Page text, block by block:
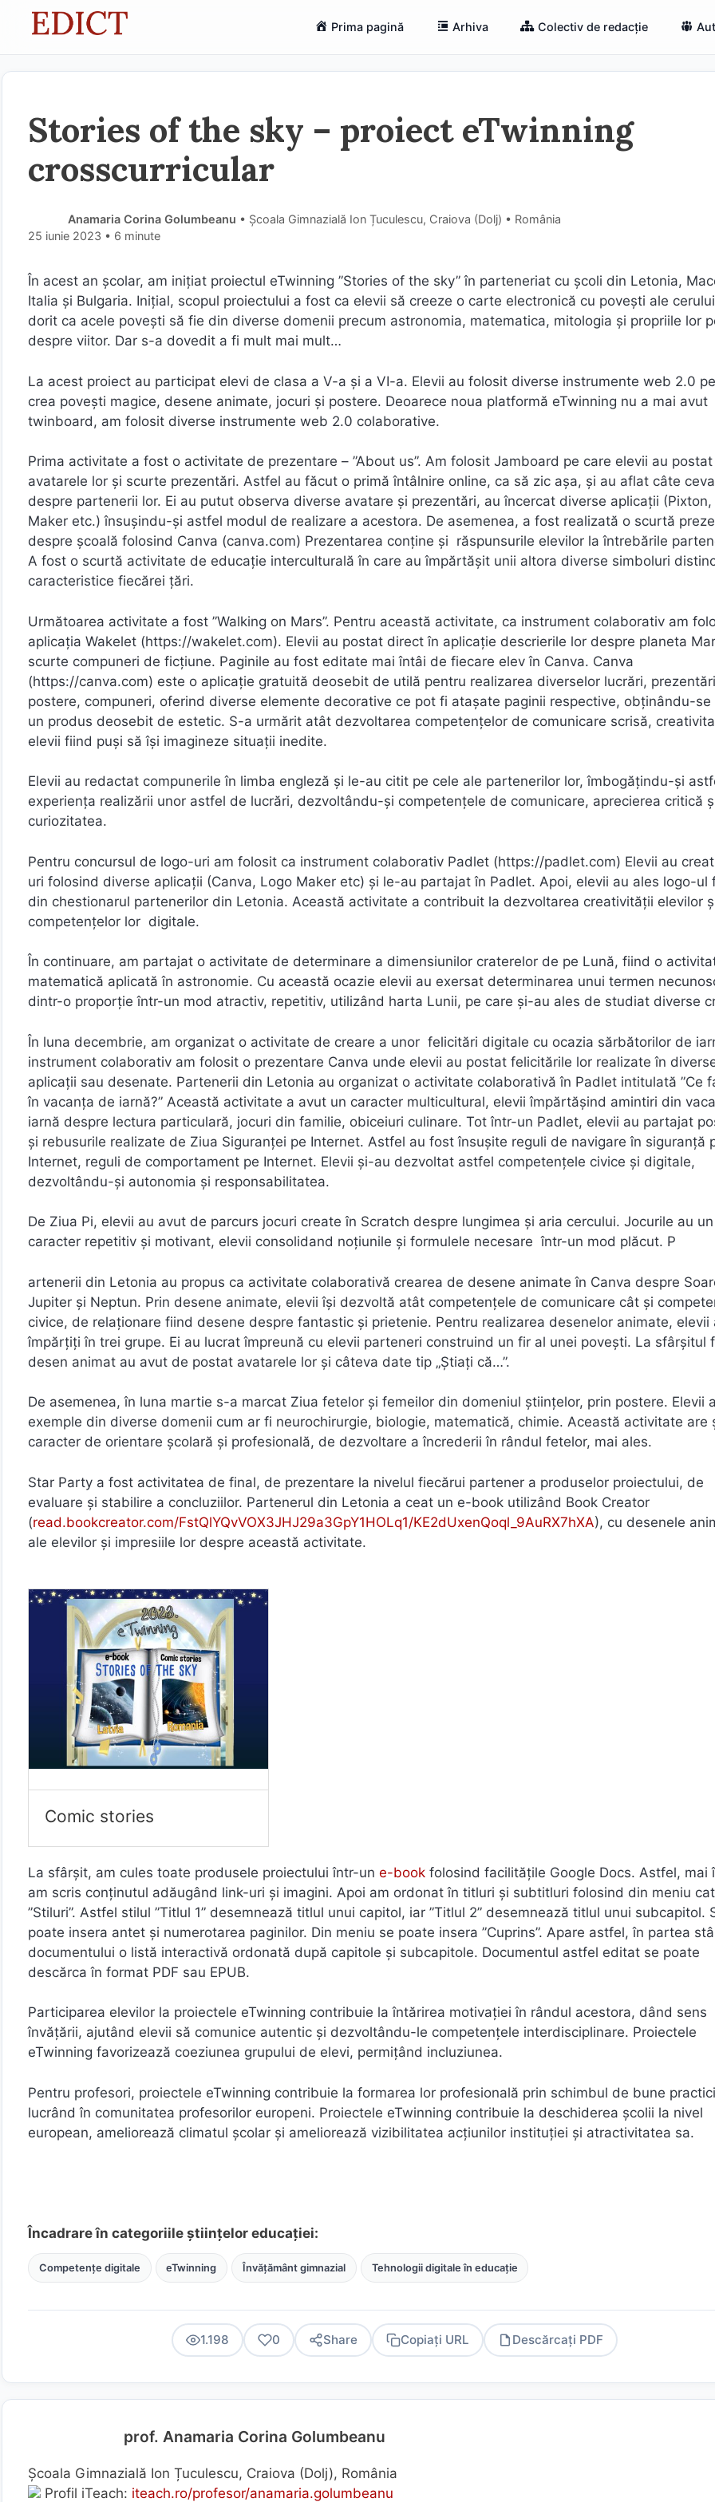
Prima pagină Arhiva Colectiv de redacție
Stories of the sky – proiect eTwinning
crosscurricular
Anamaria Corina Golumbeanu • Școala Gimnazială Ion Țuculescu, Craiova (Dolj) • România
25 iunie 2023 • 6 minute
În acest an școlar, am inițiat proiectul eTwinning ”Stories of the sky” în parteneriat cu școli din Letonia,
Italia și Bulgaria. Inițial, scopul proiectului a fost ca elevii să creeze o carte electronică cu povești ale
dorit ca acele povești să fie din diverse domenii precum astronomia, matematica, mitologia și propriile lor
despre viitor. Dar s-a dovedit a fi mult mai mult…
La acest proiect au participat elevi de clasa a V-a și a VI-a. Elevii au folosit diverse instrumente web 2.0
crea povești magice, desene animate, jocuri și postere. Deoarece noua platformă eTwinning nu a mai avut
twinboard, am folosit diverse instrumente web 2.0 colaborative.
Prima activitate a fost o activitate de prezentare – ”About us”. Am folosit Jamboard pe care elevii au postat
avatarele lor și scurte prezentări. Astfel au făcut o primă întâlnire online, ca să zic așa, și au aflat câte ceva
despre partenerii lor. Ei au putut observa diverse avatare și prezentări, au încercat diverse aplicații (Pixton,
Maker etc.) însușindu-și astfel modul de realizare a acestora. De asemenea, a fost realizată o scurtă
despre școală folosind Canva (canva.com) Prezentarea conține și răspunsurile elevilor la întrebările
A fost o scurtă activitate de educație interculturală în care au împărtășit unii altora diverse simboluri
caracteristice fiecărei țări.
Următoarea activitate a fost ”Walking on Mars”. Pentru această activitate, ca instrument colaborativ am
aplicația Wakelet (https://wakelet.com). Elevii au postat direct în aplicație descrierile lor despre planeta
scurte compuneri de ficțiune. Paginile au fost editate mai întâi de fiecare elev în Canva. Canva
(https://canva.com) este o aplicație gratuită deosebit de utilă pentru realizarea diverselor lucrări,
postere, compuneri, oferind diverse elemente decorative ce pot fi atașate paginii respective, obținându-
un produs deosebit de estetic. S-a urmărit atât dezvoltarea competențelor de comunicare scrisă,
elevii fiind puși să își imagineze situații inedite.
Elevii au redactat compunerile în limba engleză și le-au citit pe cele ale partenerilor lor, îmbogățindu-și
experiența realizării unor astfel de lucrări, dezvoltându-și competențele de comunicare, aprecierea critică
curiozitatea.
Pentru concursul de logo-uri am folosit ca instrument colaborativ Padlet (https://padlet.com) Elevii au
uri folosind diverse aplicații (Canva, Logo Maker etc) și le-au partajat în Padlet. Apoi, elevii au ales logo-ul
din chestionarul partenerilor din Letonia. Această activitate a contribuit la dezvoltarea creativității elevilor
competențelor lor digitale.
În continuare, am partajat o activitate de determinare a dimensiunilor craterelor de pe Lună, fiind o
matematică aplicată în astronomie. Cu această ocazie elevii au exersat determinarea unui termen
dintr-o proporție într-un mod atractiv, repetitiv, utilizând harta Lunii, pe care și-au ales de studiat diverse
În luna decembrie, am organizat o activitate de creare a unor felicitări digitale cu ocazia sărbătorilor de
instrument colaborativ am folosit o prezentare Canva unde elevii au postat felicitările lor realizate în
aplicații sau desenate. Partenerii din Letonia au organizat o activitate colaborativă în Padlet intitulată ”Ce
în vacanța de iarnă?” Această activitate a avut un caracter multicultural, elevii împărtășind amintiri din
iarnă despre lectura particulară, jocuri din familie, obiceiuri culinare. Tot într-un Padlet, elevii au partajat
și rebusurile realizate de Ziua Siguranței pe Internet. Astfel au fost însușite reguli de navigare în siguranță
Internet, reguli de comportament pe Internet. Elevii și-au dezvoltat astfel competențele civice și digitale,
dezvoltându-și autonomia și responsabilitatea.
De Ziua Pi, elevii au avut de parcurs jocuri create în Scratch despre lungimea și aria cercului. Jocurile au un
caracter repetitiv și motivant, elevii consolidand noțiunile și formulele necesare într-un mod plăcut. P
artenerii din Letonia au propus ca activitate colaborativă crearea de desene animate în Canva despre
Jupiter și Neptun. Prin desene animate, elevii își dezvoltă atât competențele de comunicare cât și
civice, de relaționare fiind desene despre fantastic și prietenie. Pentru realizarea desenelor animate, elevii
împărțiți în trei grupe. Ei au lucrat împreună cu elevii parteneri construind un fir al unei povești. La sfârșitul
desen animat au avut de postat avatarele lor și câteva date tip „Știați că…”.
De asemenea, în luna martie s-a marcat Ziua fetelor și femeilor din domeniul științelor, prin postere. Elevii
exemple din diverse domenii cum ar fi neurochirurgie, biologie, matematică, chimie. Această activitate are
caracter de orientare școlară și profesională, de dezvoltare a încrederii în rândul fetelor, mai ales.
Star Party a fost activitatea de final, de prezentare la nivelul fiecărui partener a produselor proiectului, de
evaluare și stabilire a concluziilor. Partenerul din Letonia a ceat un e-book utilizând Book Creator
(read.bookcreator.com/FstQlYQvVOX3JHJ29a3GpY1HOLq1/KE2dUxenQoql_9AuRX7hXA), cu desenele
ale elevilor și impresiile lor despre această activitate.
Comic stories
La sfârșit, am cules toate produsele proiectului într-un e-book folosind facilitățile Google Docs. Astfel, mai
am scris conținutul adăugând link-uri și imagini. Apoi am ordonat în titluri și subtitluri folosind din meniu
”Stiluri”. Astfel stilul ”Titlul 1” desemnează titlul unui capitol, iar ”Titlul 2” desemnează titlul unui subcapitol.
poate insera antet și numerotarea paginilor. Din meniu se poate insera ”Cuprins”. Apare astfel, în partea
documentului o listă interactivă ordonată după capitole și subcapitole. Documentul astfel editat se poate
descărca în format PDF sau EPUB.
Participarea elevilor la proiectele eTwinning contribuie la întărirea motivației în rândul acestora, dând sens
învățării, ajutând elevii să comunice autentic și dezvoltându-le competențele interdisciplinare. Proiectele
eTwinning favorizează coeziunea grupului de elevi, permițând incluziunea.
Pentru profesori, proiectele eTwinning contribuie la formarea lor profesională prin schimbul de bune
lucrând în comunitatea profesorilor europeni. Proiectele eTwinning contribuie la deschiderea școlii la nivel
european, ameliorează climatul școlar și ameliorează vizibilitatea acțiunilor instituției și atractivitatea sa.
Încadrare în categoriile științelor educației:
Competențe digitale eTwinning Învățământ gimnazial Tehnologii digitale în educație
1.198 0 Share Copiați URL Descărcați PDF
prof. Anamaria Corina Golumbeanu
Școala Gimnazială Ion Țuculescu, Craiova (Dolj), România
Profil iTeach: iteach.ro/profesor/anamaria.golumbeanu